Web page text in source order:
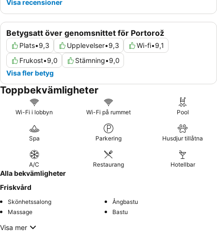
Betygsatt över genomsnittet för Portorož
Plats•9,3 Upplevelser•9,3 Wi-fi•9,1
Frukost•9,0 Stämning•9,0
Visa fler betyg
Visa recensioner
Toppbekvämligheter
Wi-Fi i lobbyn Wi-Fi på rummet Pool
Spa Parkering Husdjur tillåtna
A/C Restaurang Hotellbar
Alla bekvämligheter
Friskvård
Skönhetssalong
Ångbastu
Massage
Bastu
Visa mer